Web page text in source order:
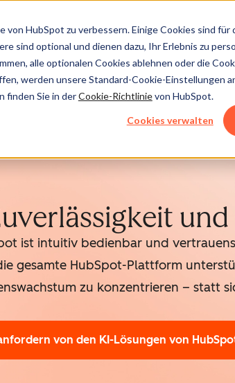
von HubSpot zu verbessern. Einige Cookies sind
sind optional und dienen dazu, Ihr Erlebnis zu
alle optionalen Cookies ablehnen oder die
werden unsere Standard-Cookie-Einstellungen
finden Sie in derCookie-Richtlinievon HubSpot.
Cookies verwalten
ist intuitiv bedienbar und
gesamte HubSpot-Plattform
zu konzentrieren – statt
von den KI-Lösungen von